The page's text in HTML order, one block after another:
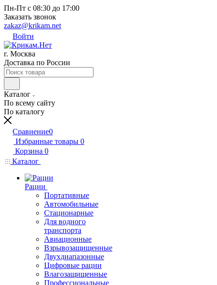
Пн-Пт с 08:30 до 17:00
Заказать звонок
zakaz@krikam.net
Войти
г. Москва
Доставка по России
Каталог
По всему сайту
По каталогу
Сравнение0
Избранные товары 0
Корзина 0
Каталог
Рации
Портативные
Автомобильные
Стационарные
Для водного
транспорта
Авиационные
Взрывозащищенные
Двухдиапазонные
Цифровые рации
Влагозащищенные
Профессиональные